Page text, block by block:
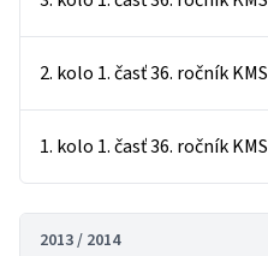
2. kolo 1. časť 36. ročník KMS
1. kolo 1. časť 36. ročník KMS
2013 / 2014